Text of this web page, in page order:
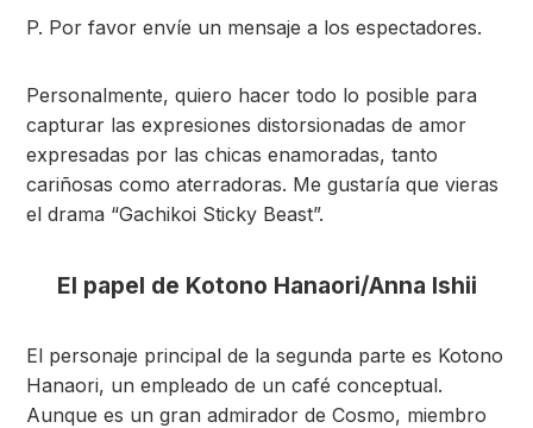
P. Por favor envíe un mensaje a los espectadores.
Personalmente, quiero hacer todo lo posible para
capturar las expresiones distorsionadas de amor
expresadas por las chicas enamoradas, tanto
cariñosas como aterradoras. Me gustaría que vieras
el drama “Gachikoi Sticky Beast”.
El papel de Kotono Hanaori/Anna Ishii
El personaje principal de la segunda parte es Kotono
Hanaori, un empleado de un café conceptual.
Aunque es un gran admirador de Cosmo, miembro